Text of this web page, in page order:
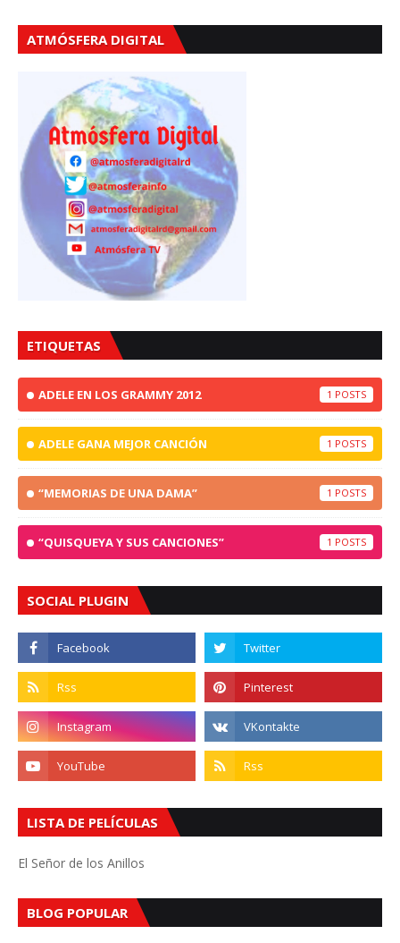
ATMÓSFERA DIGITAL
ETIQUETAS
ADELE EN LOS GRAMMY 2012 1
ADELE GANA MEJOR CANCIÓN 1
“MEMORIAS DE UNA DAMA” 1
“QUISQUEYA Y SUS CANCIONES” 1
SOCIAL PLUGIN
LISTA DE PELÍCULAS
El Señor de los Anillos
BLOG POPULAR